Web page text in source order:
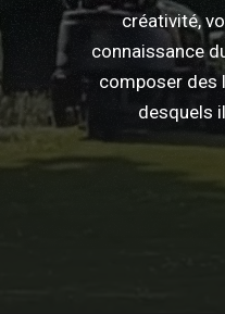
créativité,
connaissance
composer des
desquels